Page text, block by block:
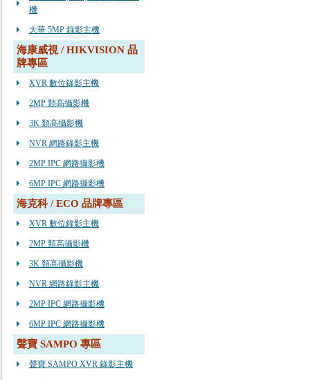
機
大華 5MP 錄影主機
海康威視 / HIKVISION 品
牌專區
XVR 數位錄影主機
2MP 類高攝影機
3K 類高攝影機
NVR 網路錄影主機
2MP IPC 網路攝影機
6MP IPC 網路攝影機
海克科 / ECO 品牌專區
XVR 數位錄影主機
2MP 類高攝影機
3K 類高攝影機
NVR 網路錄影主機
2MP IPC 網路攝影機
6MP IPC 網路攝影機
聲寶 SAMPO 專區
聲寶 SAMPO XVR 錄影主機